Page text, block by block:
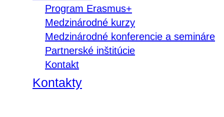
Program Erasmus+
Medzinárodné kurzy
Medzinárodné konferencie a semináre
Partnerské inštitúcie
Kontakt
Kontakty